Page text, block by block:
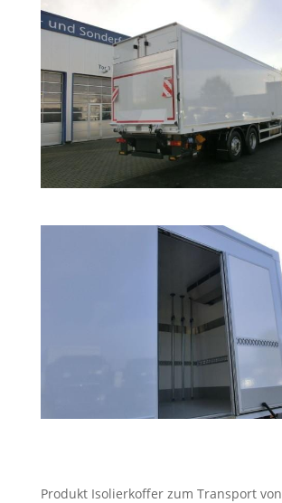
Produkt Isolierkoffer zum Transport von